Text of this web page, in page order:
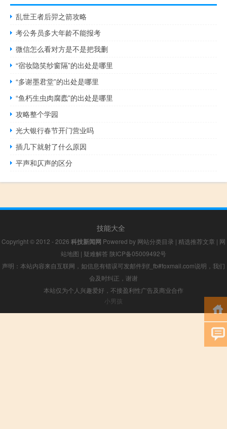
乱世王者后羿之箭攻略
考公务员多大年龄不能报考
微信怎么看对方是不是把我删
“宿妆隐笑纱窗隔”的出处是哪里
“多谢墨君堂”的出处是哪里
“鱼朽生虫肉腐蠹”的出处是哪里
攻略整个学园
光大银行春节开门营业吗
插几下就射了什么原因
平声和仄声的区分
技能大全
Copyright © 2012 - 2026 科技新闻网 Powered by 网站分类目录 | 精选推荐文章 | 网
站地图 | 疑难解答 陕ICP备05009492号
声明：本站内容来自互联网，如信息有错误可发邮件到f_fb#foxmail.com说明，我们
会及时纠正，谢谢
本站仅为个人兴趣爱好，不接盈利性广告及商业合作
小男孩